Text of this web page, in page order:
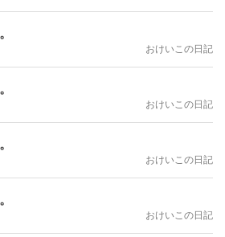
おけいこの日記
おけいこの日記
おけいこの日記
おけいこの日記